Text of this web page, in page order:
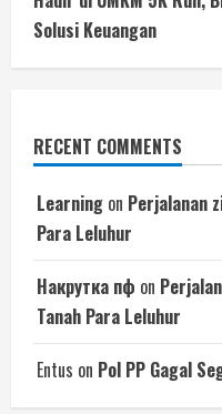
Solusi Keuangan
RECENT COMMENTS
Learning on Perjalanan
Para Leluhur
Накрутка пф on
Tanah Para Leluhur
Entus on Pol PP Gagal